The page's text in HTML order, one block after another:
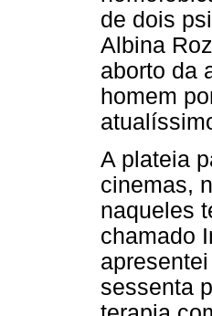
de dois
Albina
aborto da
homem
A plateia
cinemas,
naqueles
chamado
sessenta